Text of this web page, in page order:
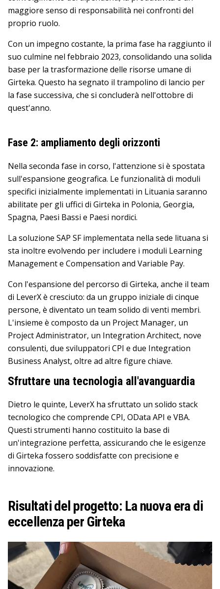
maggiore senso di responsabilità nei confronti del
proprio ruolo.
Con un impegno costante, la prima fase ha raggiunto il
suo culmine nel febbraio 2023, consolidando una solida
base per la trasformazione delle risorse umane di
Girteka. Questo ha segnato il trampolino di lancio per
la fase successiva, che si concluderà nell'ottobre di
quest'anno.
Fase 2: ampliamento degli orizzonti
Nella seconda fase in corso, l'attenzione si è spostata
sull'espansione geografica. Le funzionalità di moduli
specifici inizialmente implementati in Lituania saranno
abilitate per gli uffici di Girteka in Polonia, Georgia,
Spagna, Paesi Bassi e Paesi nordici.
La soluzione SAP SF implementata nella sede lituana si
sta inoltre evolvendo per includere i moduli Learning
Management e Compensation and Variable Pay.
Con l'espansione del percorso di Girteka, anche il team
di LeverX è cresciuto: da un gruppo iniziale di cinque
persone, è diventato un team solido di venti membri.
L'insieme è composto da un Project Manager, un
Project Administrator, un Integration Architect, nove
consulenti, due sviluppatori CPI e due Integration
Business Analyst, oltre ad altre figure chiave.
Sfruttare una tecnologia all'avanguardia
Dietro le quinte, LeverX ha sfruttato un solido stack
tecnologico che comprende CPI, OData API e VBA.
Questi strumenti hanno costituito la base di
un'integrazione perfetta, assicurando che le esigenze
di Girteka fossero soddisfatte con precisione e
innovazione.
Risultati del progetto: La nuova era di
eccellenza per Girteka